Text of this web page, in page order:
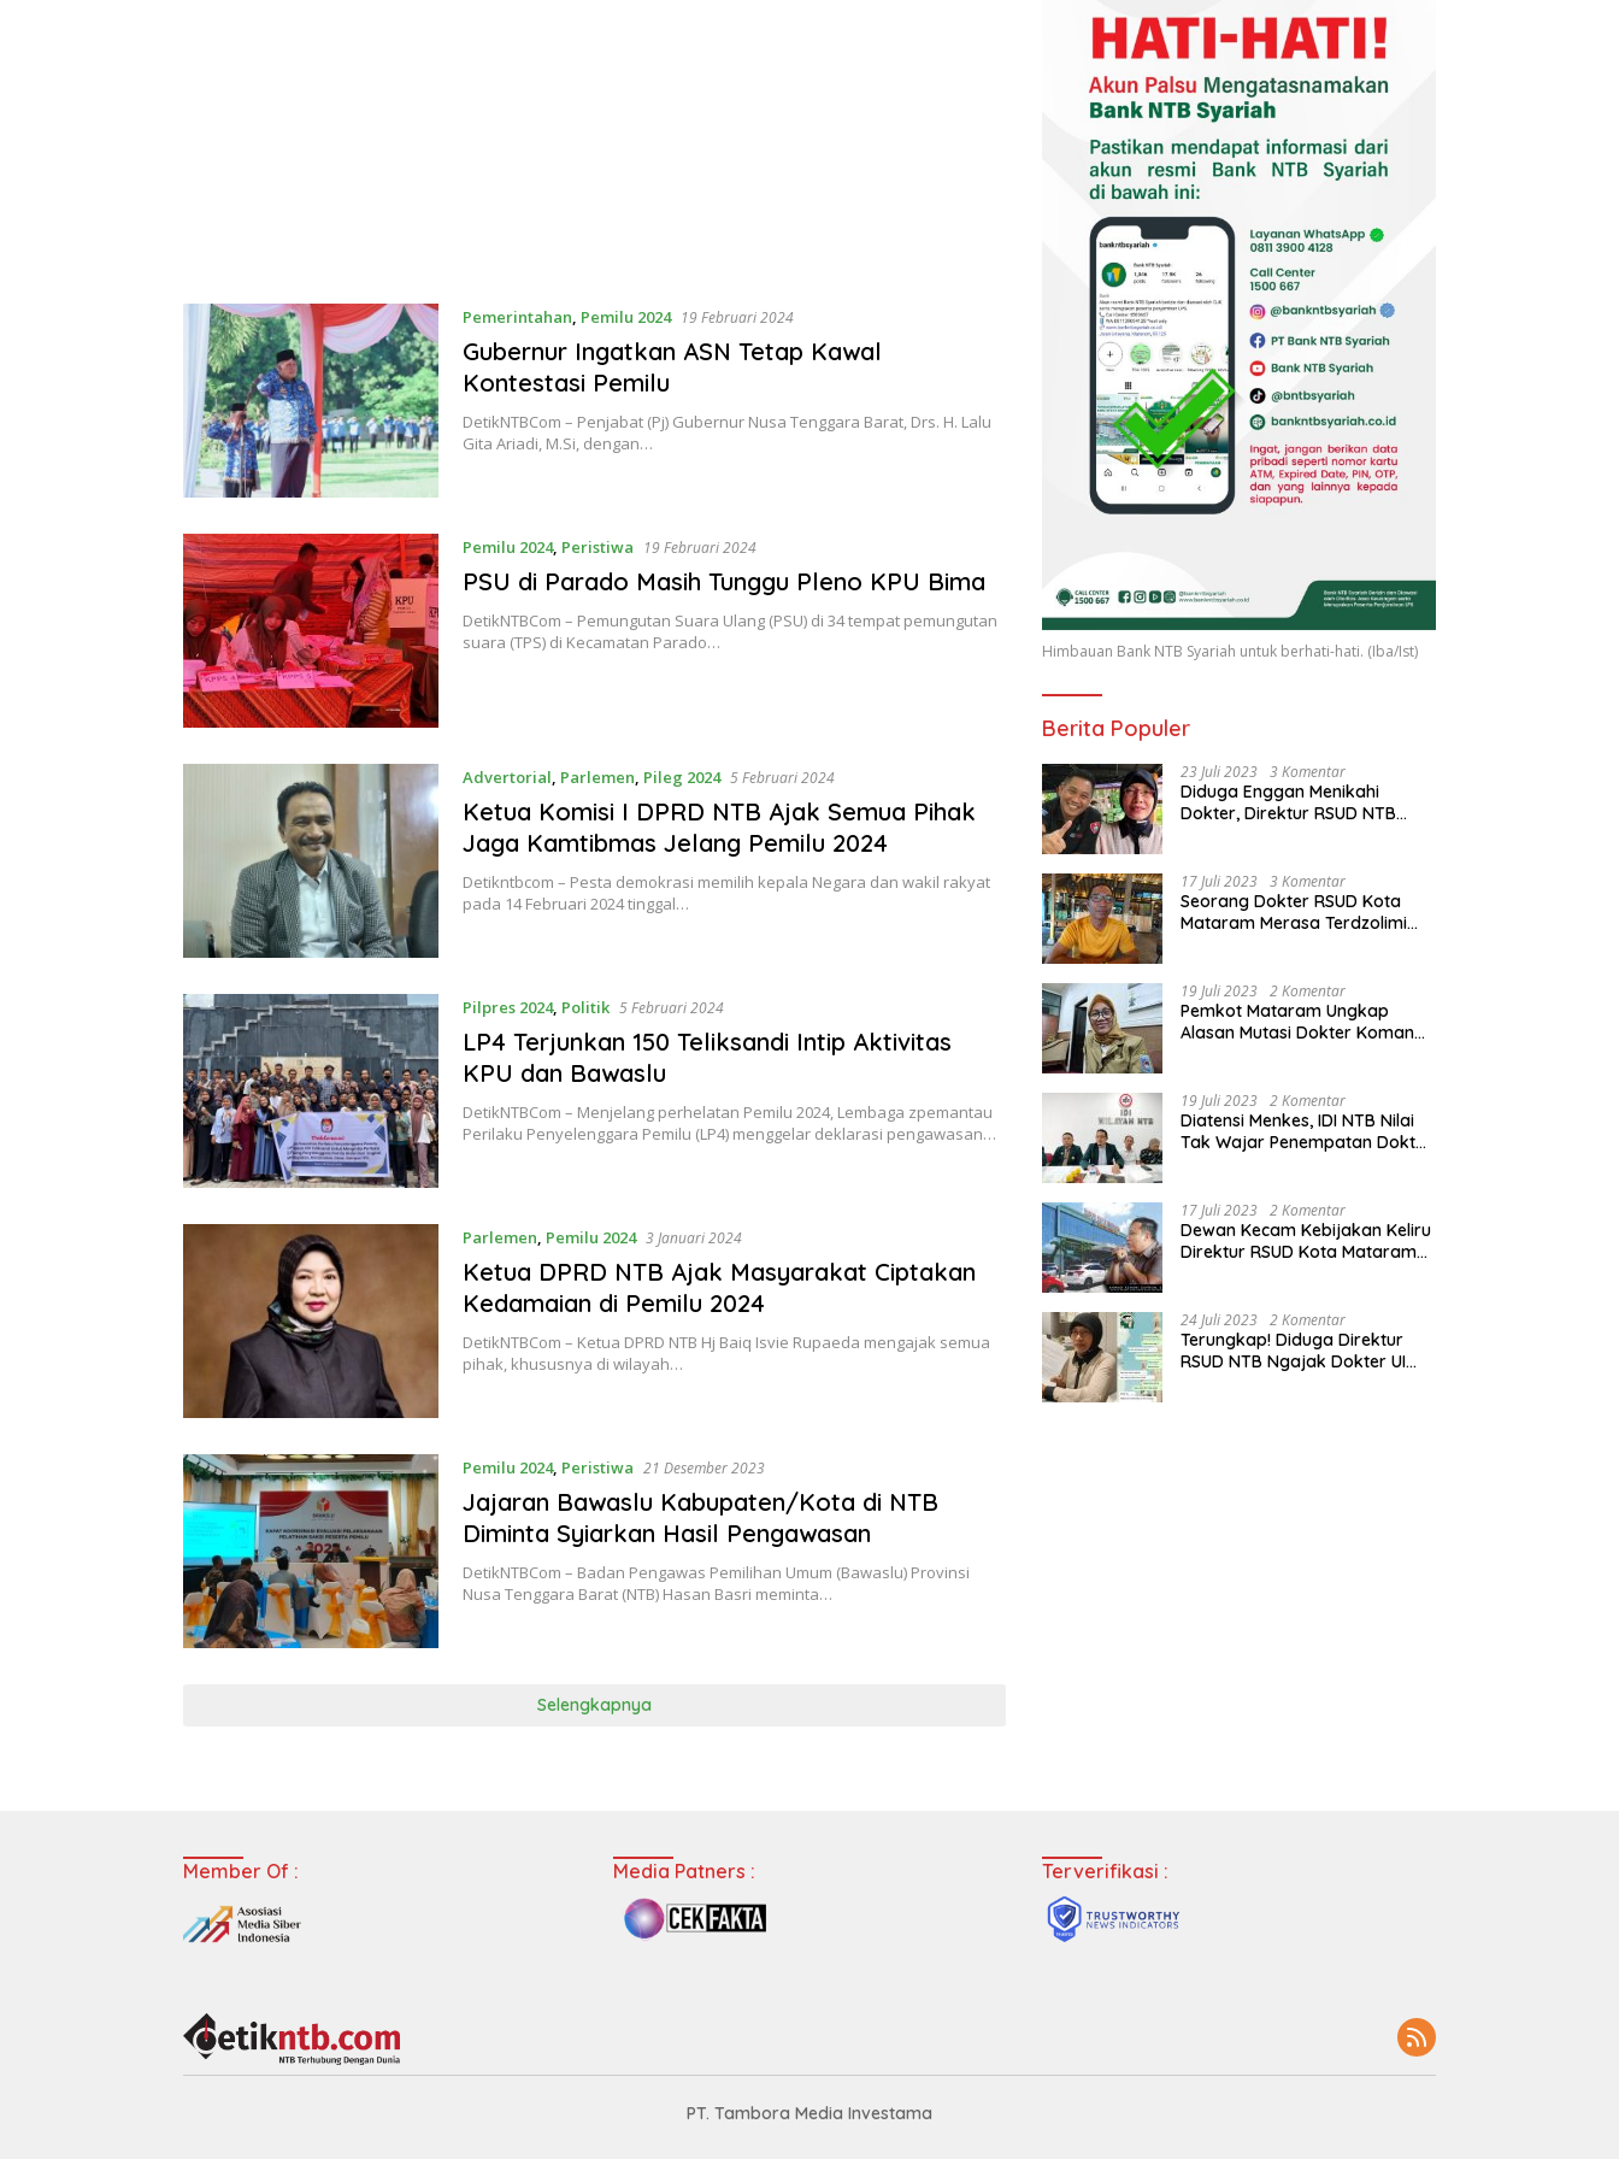
Pemerintahan, Pemilu 2024 19 Februari 2024
Gubernur Ingatkan ASN Tetap Kawal
Kontestasi Pemilu
DetikNTBCom – Penjabat (Pj) Gubernur Nusa Tenggara Barat, Drs. H. Lalu
Gita Ariadi, M.Si, dengan…
Pemilu 2024, Peristiwa 19 Februari 2024
PSU di Parado Masih Tunggu Pleno KPU Bima
DetikNTBCom – Pemungutan Suara Ulang (PSU) di 34 tempat pemungutan
suara (TPS) di Kecamatan Parado…
Advertorial, Parlemen, Pileg 2024 5 Februari 2024
Ketua Komisi I DPRD NTB Ajak Semua Pihak
Jaga Kamtibmas Jelang Pemilu 2024
Detikntbcom – Pesta demokrasi memilih kepala Negara dan wakil rakyat
pada 14 Februari 2024 tinggal…
Pilpres 2024, Politik 5 Februari 2024
LP4 Terjunkan 150 Teliksandi Intip Aktivitas
KPU dan Bawaslu
DetikNTBCom – Menjelang perhelatan Pemilu 2024, Lembaga zpemantau
Perilaku Penyelenggara Pemilu (LP4) menggelar deklarasi pengawasan…
Parlemen, Pemilu 2024 3 Januari 2024
Ketua DPRD NTB Ajak Masyarakat Ciptakan
Kedamaian di Pemilu 2024
DetikNTBCom – Ketua DPRD NTB Hj Baiq Isvie Rupaeda mengajak semua
pihak, khususnya di wilayah…
Pemilu 2024, Peristiwa 21 Desember 2023
Jajaran Bawaslu Kabupaten/Kota di NTB
Diminta Syiarkan Hasil Pengawasan
DetikNTBCom – Badan Pengawas Pemilihan Umum (Bawaslu) Provinsi
Nusa Tenggara Barat (NTB) Hasan Basri meminta…
Selengkapnya
Himbauan Bank NTB Syariah untuk berhati-hati. (Iba/Ist)
Berita Populer
23 Juli 2023 3 Komentar
Diduga Enggan Menikahi
Dokter, Direktur RSUD NTB
17 Juli 2023 3 Komentar
Seorang Dokter RSUD Kota
Mataram Merasa Terdzolimi
19 Juli 2023 2 Komentar
Pemkot Mataram Ungkap
Alasan Mutasi Dokter Komang
19 Juli 2023 2 Komentar
Diatensi Menkes, IDI NTB Nilai
Tak Wajar Penempatan Dokter
17 Juli 2023 2 Komentar
Dewan Kecam Kebijakan Keliru
Direktur RSUD Kota Mataram
24 Juli 2023 2 Komentar
Terungkap! Diduga Direktur
RSUD NTB Ngajak Dokter UI
Member Of : Media Patners : Terverifikasi :
PT. Tambora Media Investama